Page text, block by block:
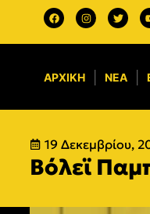
ΑΡΧΙΚΉ ΝΈΑ
19 Δεκεμβρίου,
Βόλεϊ